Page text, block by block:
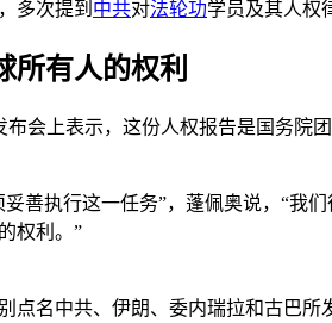
多次提到 中共对法轮功学员及其人权
所有人的权利
布会上表示，这份人权报告是国务
善执行这一任务”，蓬佩奥说，“
权利。”
点名中共、伊朗、委内瑞拉和古巴所